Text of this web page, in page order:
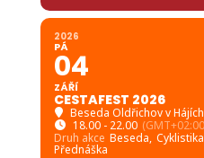
2026
PÁ
04
ZÁŘÍ
CESTAFEST 2026
Beseda Oldřichov v Hájích
18.00 - 22.00
Druh akce Beseda,
Přednáška